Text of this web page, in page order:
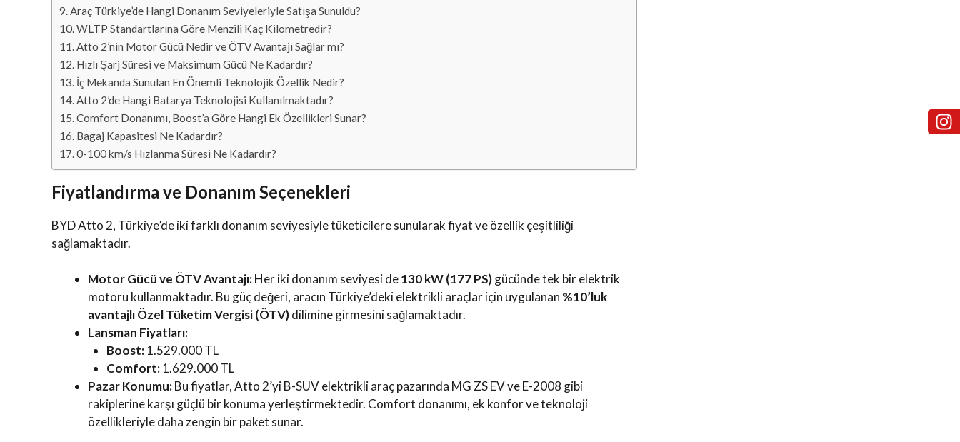
Araç Türkiye’de Hangi Donanım Seviyeleriyle Satışa Sunuldu?
WLTP Standartlarına Göre Menzili Kaç Kilometredir?
Atto 2’nin Motor Gücü Nedir ve ÖTV Avantajı Sağlar mı?
Hızlı Şarj Süresi ve Maksimum Gücü Ne Kadardır?
İç Mekanda Sunulan En Önemli Teknolojik Özellik Nedir?
Atto 2’de Hangi Batarya Teknolojisi Kullanılmaktadır?
Comfort Donanımı, Boost’a Göre Hangi Ek Özellikleri Sunar?
Bagaj Kapasitesi Ne Kadardır?
0-100 km/s Hızlanma Süresi Ne Kadardır?
Fiyatlandırma ve Donanım Seçenekleri
BYD Atto 2, Türkiye’de iki farklı donanım seviyesiyle tüketicilere sunularak fiyat ve özellik çeşitliliği
sağlamaktadır.
Motor Gücü ve ÖTV Avantajı:Her iki donanım seviyesi de130 kW (177 PS)gücünde tek bir elektrik
motoru kullanmaktadır. Bu güç değeri, aracın Türkiye’deki elektrikli araçlar için uygulanan %10’luk
avantajlı Özel Tüketim Vergisi (ÖTV)dilimine girmesini sağlamaktadır.
Lansman Fiyatları:
Boost:1.529.000 TL
Comfort:1.629.000 TL
Pazar Konumu:Bu fiyatlar, Atto 2’yi B-SUV elektrikli araç pazarında MG ZS EV ve E-2008 gibi
rakiplerine karşı güçlü bir konuma yerleştirmektedir. Comfort donanımı, ek konfor ve teknoloji
özellikleriyle daha zengin bir paket sunar.